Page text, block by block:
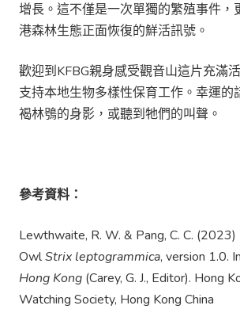
增長。這不僅是一次單獨的繁殖事件，
港森林生態正面恢復的鮮活訊號。
歡迎到KFBG親身感受觀音山這片充滿
支持本地生物多樣性保育工作。幸運的
褐林鴞的身影，或聽到牠們的叫聲。
參考資料：
Lewthwaite, R. W. & Pang, C. C.
OwlStrix leptogrammica, version 1.0. In
Hong Kong (Carey, G. J., Editor). Hong
Watching Society, Hong Kong China